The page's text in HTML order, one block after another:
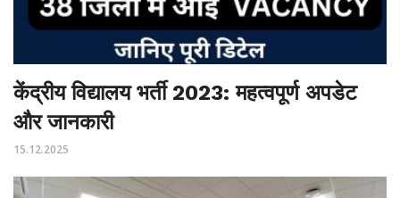
केंद्रीय विद्यालय भर्ती 2023: महत्वपूर्ण अपडेट
और जानकारी
15.12.2025